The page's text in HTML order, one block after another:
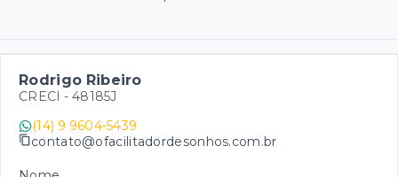
Rodrigo Ribeiro
CRECI - 48185J
(14) 9 9604-5439
contato@ofacilitadordesonhos.com.br